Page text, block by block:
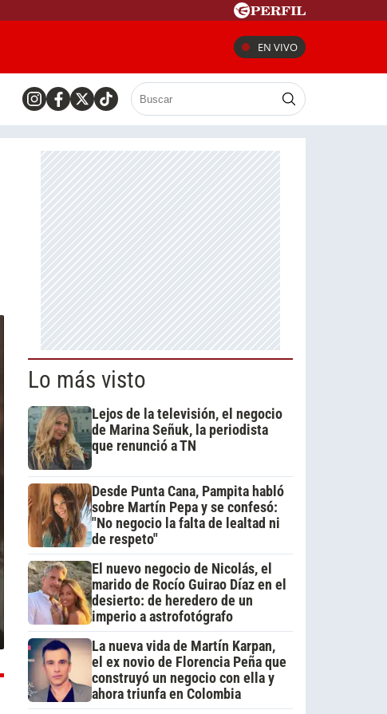
EN VIVO
Lo más visto
Lejos de la televisión, el negocio
de Marina Señuk, la periodista
que renunció a TN
Desde Punta Cana, Pampita habló
sobre Martín Pepa y se confesó:
"No negocio la falta de lealtad ni
de respeto"
El nuevo negocio de Nicolás, el
marido de Rocío Guirao Díaz en el
desierto: de heredero de un
imperio a astrofotógrafo
La nueva vida de Martín Karpan,
el ex novio de Florencia Peña que
construyó un negocio con ella y
ahora triunfa en Colombia